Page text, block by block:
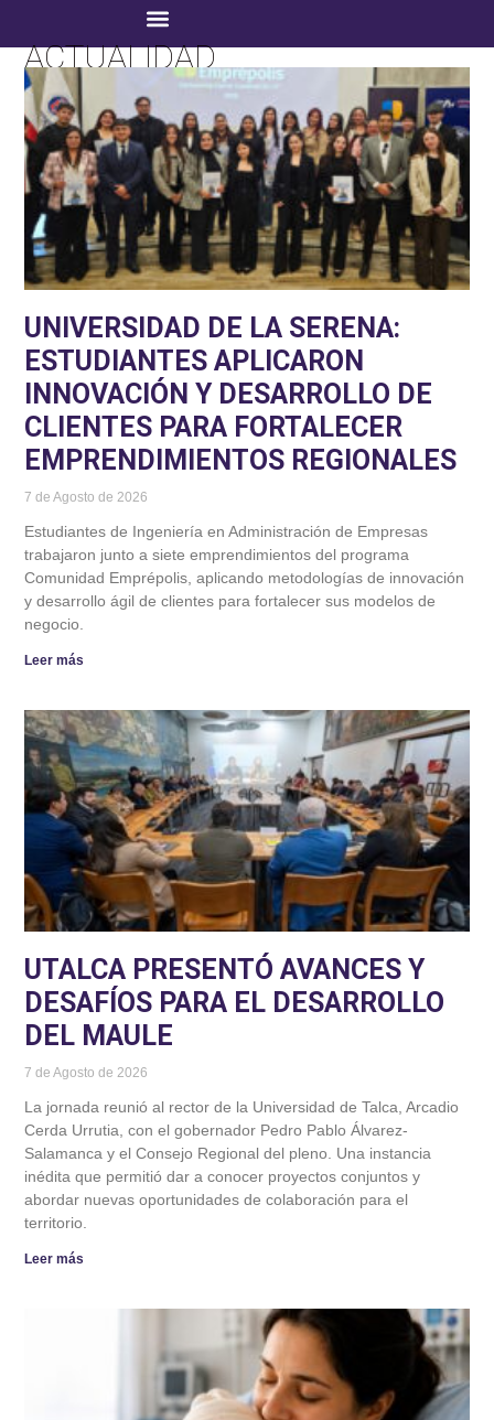
ACTUALIDAD
UNIVERSIDAD DE LA SERENA:
ESTUDIANTES APLICARON
INNOVACIÓN Y DESARROLLO DE
CLIENTES PARA FORTALECER
EMPRENDIMIENTOS REGIONALES
7 de Agosto de 2026
Estudiantes de Ingeniería en Administración de Empresas
trabajaron junto a siete emprendimientos del programa
Comunidad Emprépolis, aplicando metodologías de innovación
y desarrollo ágil de clientes para fortalecer sus modelos de
negocio.
Leer más
UTALCA PRESENTÓ AVANCES Y
DESAFÍOS PARA EL DESARROLLO
DEL MAULE
7 de Agosto de 2026
La jornada reunió al rector de la Universidad de Talca, Arcadio
Cerda Urrutia, con el gobernador Pedro Pablo Álvarez-
Salamanca y el Consejo Regional del pleno. Una instancia
inédita que permitió dar a conocer proyectos conjuntos y
abordar nuevas oportunidades de colaboración para el
territorio.
Leer más